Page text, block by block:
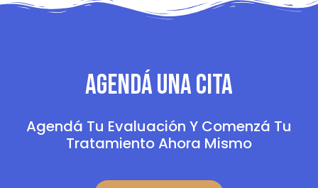
Agendá Una Cita
Agendá Tu Evaluación Y Comenzá Tu
Tratamiento Ahora Mismo